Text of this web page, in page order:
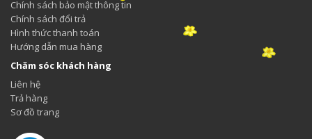
Chính sách bảo mật thông tin
Chính sách đổi trả
Hình thức thanh toán
Hướng dẫn mua hàng
Chăm sóc khách hàng
Liên hệ
Trả hàng
Sơ đồ trang